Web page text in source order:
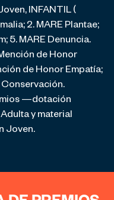
INFANTIL (
2. MARE Plantae;
5. MARE Denuncia.
de Honor
de Honor Empatía;
Conservación.
—dotación
y material
Joven.